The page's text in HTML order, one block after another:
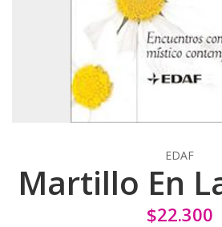
EDAF
Martillo En
$22.300